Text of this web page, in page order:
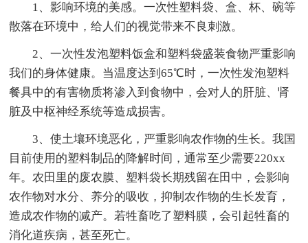
1、影响环境的美感。一次性塑料袋、盒、杯、碗等
散落在环境中，给人们的视觉带来不良刺激。
2、一次性发泡塑料饭盒和塑料袋盛装食物严重影响
我们的身体健康。当温度达到65℃时，一次性发泡塑料
餐具中的有害物质将渗入到食物中，会对人的肝脏、肾
脏及中枢神经系统等造成损害。
3、使土壤环境恶化，严重影响农作物的生长。我国
目前使用的塑料制品的降解时间，通常至少需要220xx
年。农田里的废农膜、塑料袋长期残留在田中，会影响
农作物对水分、养分的吸收，抑制农作物的生长发育，
造成农作物的减产。若牲畜吃了塑料膜，会引起牲畜的
消化道疾病，甚至死亡。